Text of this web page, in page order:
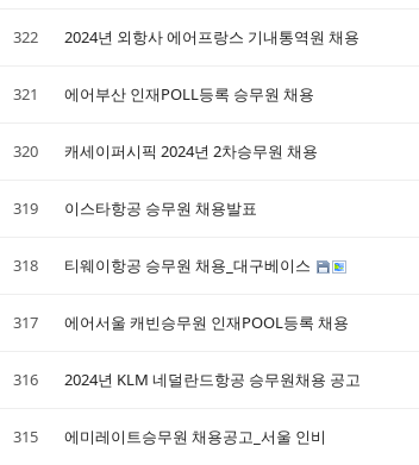
322 2024년 외항사 에어프랑스 기내통역원 채용
321 에어부산 인재POLL등록 승무원 채용
320 캐세이퍼시픽 2024년 2차승무원 채용
319 이스타항공 승무원 채용발표
318 티웨이항공 승무원 채용_대구베이스
317 에어서울 캐빈승무원 인재POOL등록 채용
316 2024년 KLM 네덜란드항공 승무원채용 공고
315 에미레이트승무원 채용공고_서울 인비